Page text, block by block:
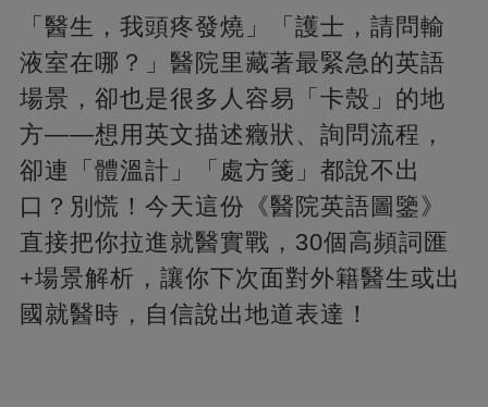
「醫生，我頭疼發燒」「護士，請問輸
液室在哪？」醫院里藏著最緊急的英語
場景，卻也是很多人容易「卡殼」的地
方——想用英文描述癥狀、詢問流程，
卻連「體溫計」「處方箋」都說不出
口？別慌！今天這份《醫院英語圖鑒》
直接把你拉進就醫實戰，30個高頻詞匯
+場景解析，讓你下次面對外籍醫生或出
國就醫時，自信說出地道表達！